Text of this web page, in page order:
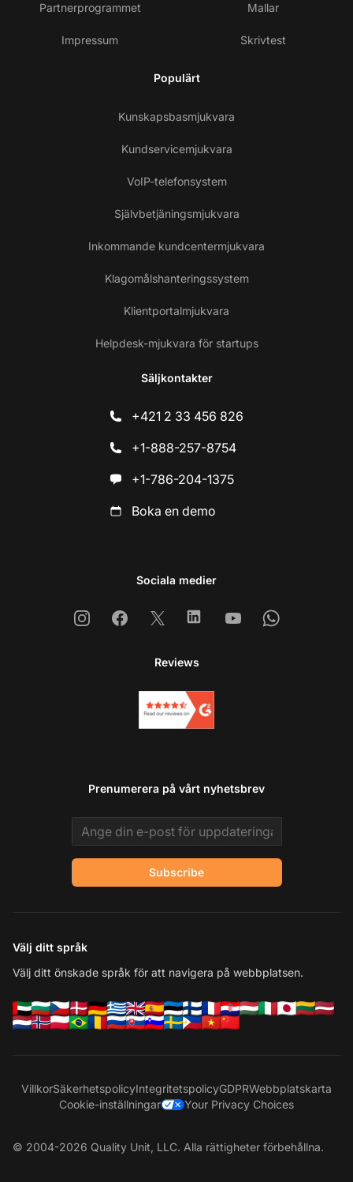
Partnerprogrammet
Impressum
Mallar
Skrivtest
Populärt
Kunskapsbasmjukvara
Kundservicemjukvara
VoIP-telefonsystem
Självbetjäningsmjukvara
Inkommande kundcentermjukvara
Klagomålshanteringssystem
Klientportalmjukvara
Helpdesk-mjukvara för startups
Säljkontakter
+421 2 33 456 826
+1-888-257-8754
+1-786-204-1375
Boka en demo
Sociala medier
InstagramFacebook
X LinkedinYoutubeWhatsapp
Reviews
Prenumerera på vårt nyhetsbrev
Email address
Subscribe
Välj ditt språk
Välj ditt önskade språk för att navigera på webbplatsen.
VillkorSäkerhetspolicyIntegritetspolicyGDPRWebbplatskarta
Cookie-inställningar
Your Privacy Choices
© 2004-2026 Quality Unit, LLC. Alla rättigheter förbehållna.